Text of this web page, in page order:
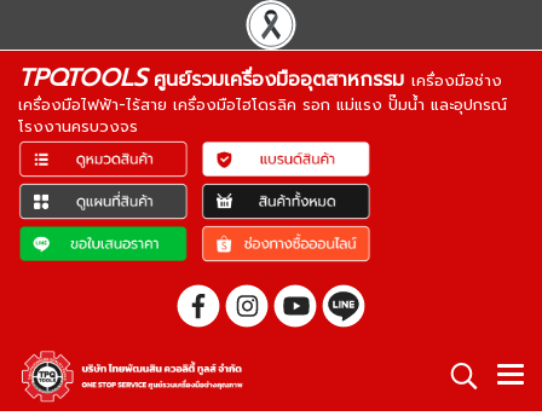
TPQTOOLSศูนย์รวมเครื่องมืออุตสาหกรรม เครื่องมือช่าง
เครื่องมือไฟฟ้า-ไร้สาย เครื่องมือไฮโดรลิค รอก แม่แรง ปั๊มน้ำ และอุปกรณ์
โรงงานครบวงจร